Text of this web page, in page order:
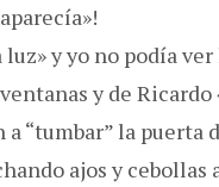
y yo no podía
y de Ricardo
a “tumbar” la
ajos y cebollas